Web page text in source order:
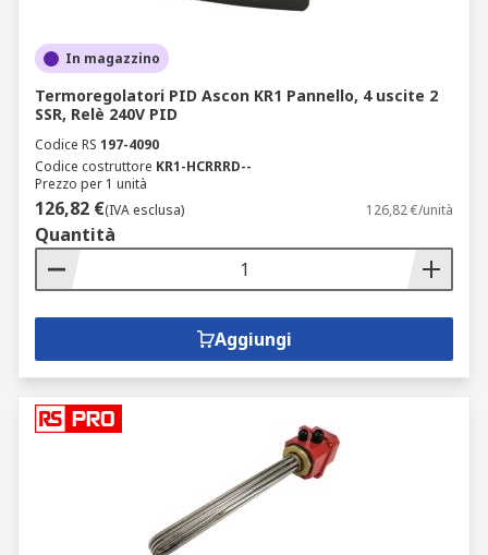
In magazzino
Termoregolatori PID Ascon KR1 Pannello, 4 uscite 2
SSR, Relè 240V PID
Codice RS 197-4090
Codice costruttore KR1-HCRRRD--
Prezzo per 1 unità
126,82 €(IVA esclusa) 126,82 €/unità
Quantità
Aggiungi